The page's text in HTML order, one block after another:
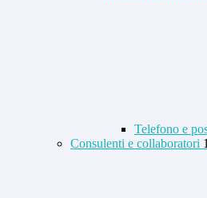
Telefono e
Consulenti e collaboratori